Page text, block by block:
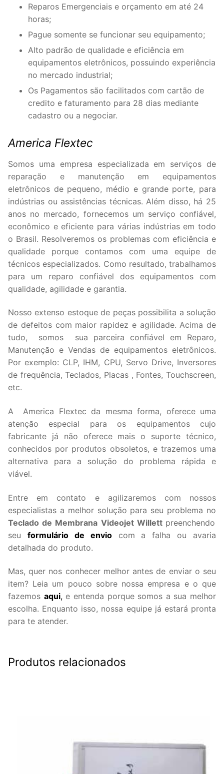
Reparos Emergenciais e orçamento em até 24
horas;
Pague somente se funcionar seu equipamento;
Alto padrão de qualidade e eficiência em
equipamentos eletrônicos, possuindo experiência
no mercado industrial;
Os Pagamentos são facilitados com cartão de
credito e faturamento para 28 dias mediante
cadastro ou a negociar.
America Flextec
Somos uma empresa especializada em serviços de
reparação e manutenção em equipamentos
eletrônicos de pequeno, médio e grande porte, para
indústrias ou assistências técnicas. Além disso, há 25
anos no mercado, fornecemos um serviço confiável,
econômico e eficiente para várias indústrias em todo
o Brasil. Resolveremos os problemas com eficiência e
qualidade porque contamos com uma equipe de
técnicos especializados. Como resultado, trabalhamos
para um reparo confiável dos equipamentos com
qualidade, agilidade e garantia.
Nosso extenso estoque de peças possibilita a solução
de defeitos com maior rapidez e agilidade. Acima de
tudo, somos sua parceira confiável em Reparo,
Manutenção e Vendas de equipamentos eletrônicos.
Por exemplo: CLP, IHM, CPU, Servo Drive, Inversores
de frequência, Teclados, Placas , Fontes, Touchscreen,
etc.
A America Flextec da mesma forma, oferece uma
atenção especial para os equipamentos cujo
fabricante já não oferece mais o suporte técnico,
conhecidos por produtos obsoletos, e trazemos uma
alternativa para a solução do problema rápida e
viável.
Entre em contato e agilizaremos com nossos
especialistas a melhor solução para seu problema no
Teclado de Membrana Videojet Willett preenchendo
seu formulário de enviocom a falha ou avaria
detalhada do produto.
Mas, quer nos conhecer melhor antes de enviar o seu
item? Leia um pouco sobre nossa empresa e o que
fazemos aqui,e entenda porque somos a sua melhor
escolha. Enquanto isso, nossa equipe já estará pronta
para te atender.
Produtos relacionados